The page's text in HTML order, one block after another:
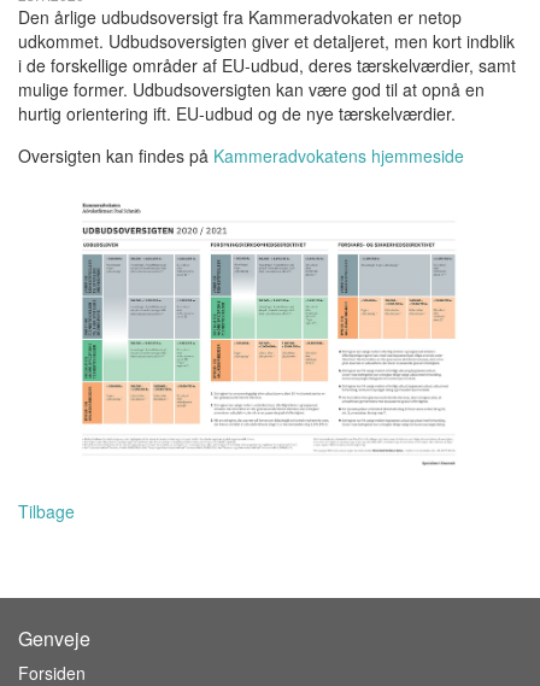
Den årlige udbudsoversigt fra Kammeradvokaten er netop
udkommet. Udbudsoversigten giver et detaljeret, men kort indblik
i de forskellige områder af EU-udbud, deres tærskelværdier, samt
mulige former. Udbudsoversigten kan være god til at opnå en
hurtig orientering ift. EU-udbud og de nye tærskelværdier.
Oversigten kan findes på Kammeradvokatens hjemmeside
Tilbage
Genveje
Forsiden